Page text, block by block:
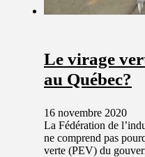
Le virage
au Québec?
16 novembre 2020
La Fédération de
ne comprend pas
verte (PEV) du